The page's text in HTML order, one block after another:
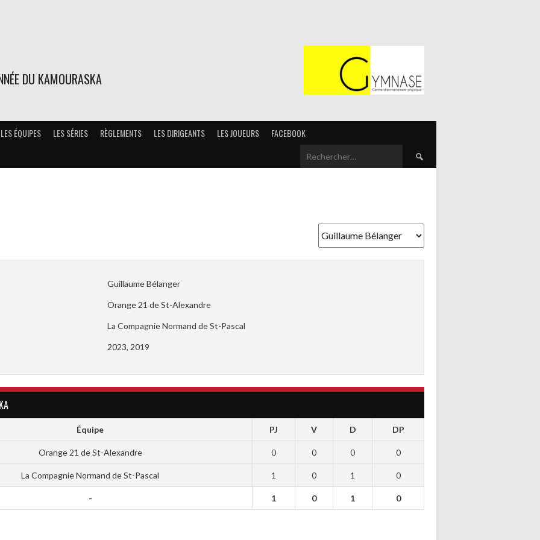
DU KAMOURASKA
LES ÉQUIPES LES SÉRIES RÈGLEMENTS LES DIRIGEANTS LES JOUEURS FACEBOOK
Rechercher :
Guillaume Bélanger
Orange 21 de St-Alexandre
La Compagnie Normand de St-Pascal
2023, 2019
Équipe PJ V D DP
Orange 21 de St-Alexandre 0 0 0 0
La Compagnie Normand de St-Pascal 1 0 1 0
- 1 0 1 0